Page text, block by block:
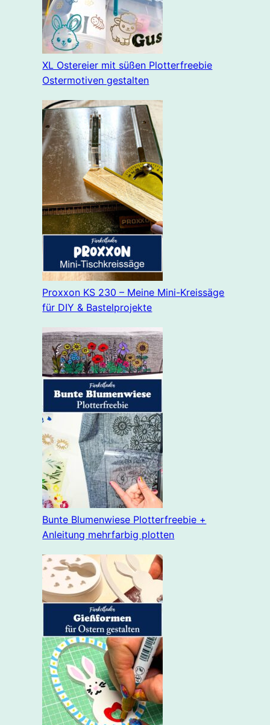
XL Ostereier mit süßen Plotterfreebie
Ostermotiven gestalten
Proxxon KS 230 – Meine Mini-Kreissäge
für DIY & Bastelprojekte
Bunte Blumenwiese Plotterfreebie +
Anleitung mehrfarbig plotten